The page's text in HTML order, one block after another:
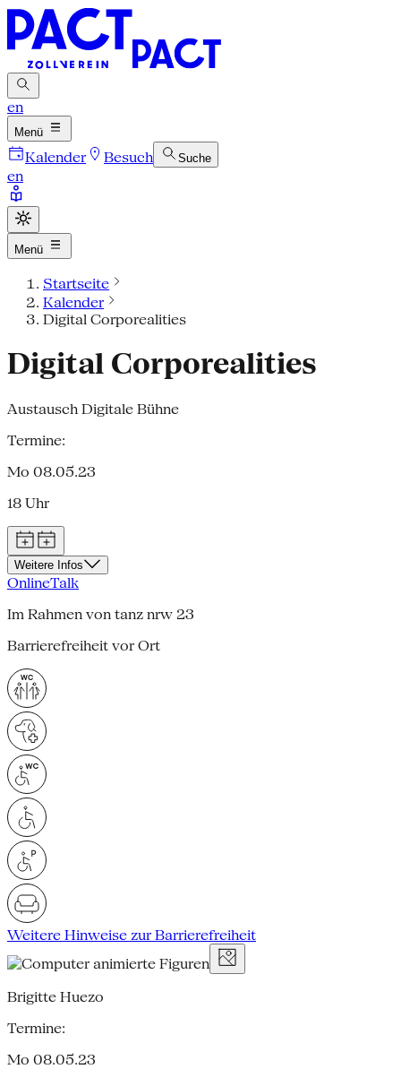
en
Menü
Kalender Besuch Suche
en
Menü
Startseite
Kalender
Digital Corporealities
Digital Corporealities
Austausch Digitale Bühne
Termine:
Mo 08.05.23
18 Uhr
Weitere Infos
OnlineTalk
Im Rahmen von tanz nrw 23
Barrierefreiheit vor Ort
Weitere Hinweise zur Barrierefreiheit
Brigitte Huezo
Termine:
Mo 08.05.23